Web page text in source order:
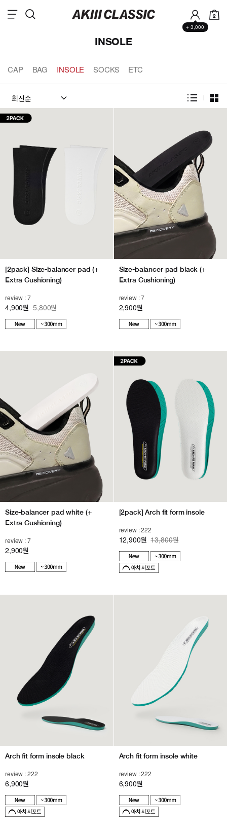
+ 3,000
2
INSOLE
CAP BAG INSOLE SOCKS ETC
[2pack] Size-balancer pad (+
Extra Cushioning)
review : 7
4,900원 5,800원
Size-balancer pad black (+
Extra Cushioning)
review : 7
2,900원
Size-balancer pad white (+
Extra Cushioning)
review : 7
2,900원
[2pack] Arch fit form insole
review : 222
12,900원 13,800원
Arch fit form insole black
review : 222
6,900원
Arch fit form insole white
review : 222
6,900원